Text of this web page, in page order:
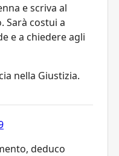
e scriva al
Sarà costui a
e a chiedere agli
nella Giustizia.
deduco